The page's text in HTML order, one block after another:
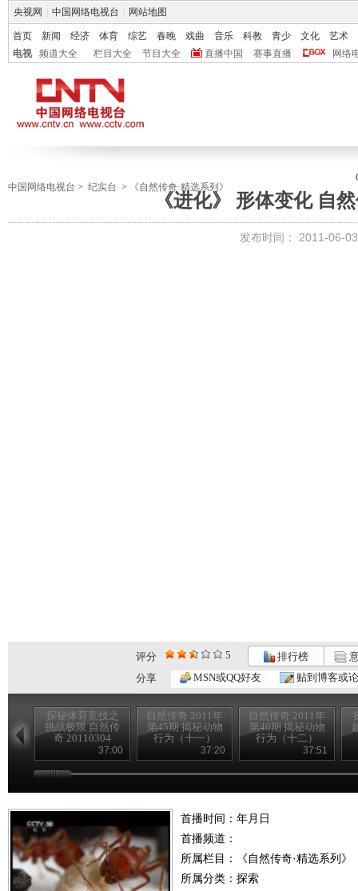
央视网 中国网络电视台 网站地图
首页 新闻 经济 体育 综艺 春晚 戏曲 音乐 科教 青少 文化
艺术
电视
频道大全 栏目大全 节目大全 直播中国 赛事直播 网络
中国网络电视台 > 纪实台 > 《自然传奇·精选系列》
《进化》 形体变化 自
发布时间： 2011-06-
评分 5 排行榜
分享
MSN或QQ好友 贴到博客或
探秘体育竞技之
挑战极限 自然传
奇 20110304
37:00
自然传奇 2011年
第45期 揭秘动物
行为（十一）
37:20
自然传奇 2011年
第46期 揭秘动物
行为（十二）
37:51
首播时间：年月日
首播频道：
所属栏目：
《自然传奇·精选系列》
所属分类：探索